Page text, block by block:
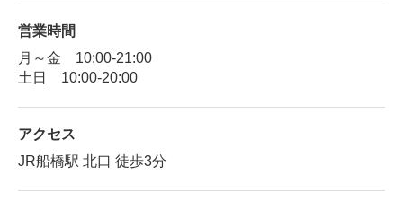
営業時間
月～金 10:00-21:00
土日 10:00-20:00
アクセス
JR船橋駅 北口 徒歩3分